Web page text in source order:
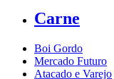
Carne
Boi Gordo
Mercado Futuro
Atacado e Varejo